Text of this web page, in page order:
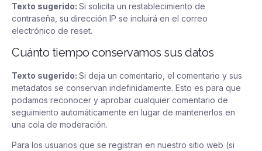
Texto sugerido: Si solicita un restablecimiento de
contraseña, su dirección IP se incluirá en el correo
electrónico de reset.
Cuánto tiempo conservamos sus datos
Texto sugerido: Si deja un comentario, el comentario y sus
metadatos se conservan indefinidamente. Esto es para que
podamos reconocer y aprobar cualquier comentario de
seguimiento automáticamente en lugar de mantenerlos en
una cola de moderación.
Para los usuarios que se registran en nuestro sitio web (si